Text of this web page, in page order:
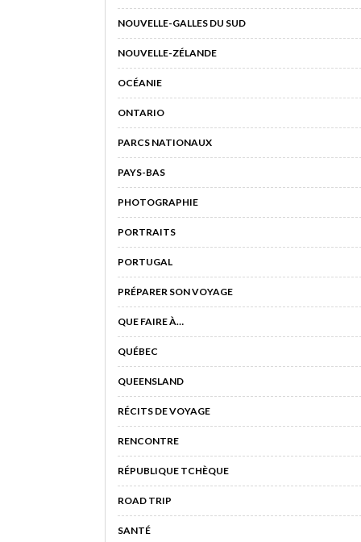
NOUVELLE-GALLES DU SUD
NOUVELLE-ZÉLANDE
OCÉANIE
ONTARIO
PARCS NATIONAUX
PAYS-BAS
PHOTOGRAPHIE
PORTRAITS
PORTUGAL
PRÉPARER SON VOYAGE
QUE FAIRE À…
QUÉBEC
QUEENSLAND
RÉCITS DE VOYAGE
RENCONTRE
RÉPUBLIQUE TCHÈQUE
ROAD TRIP
SANTÉ